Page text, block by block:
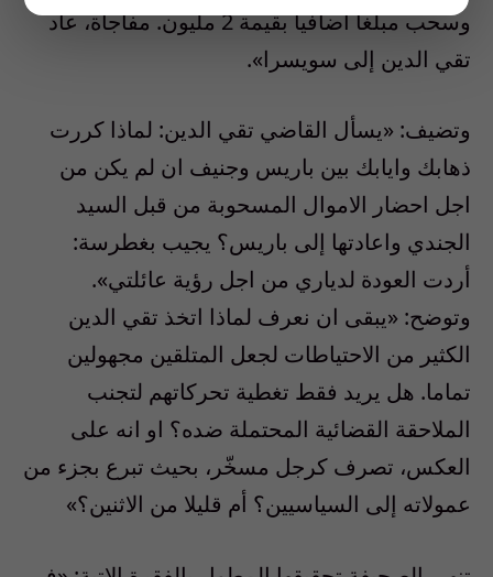
وسحب مبلغا اضافيا بقيمة 2 مليون. مفاجأة، عاد
تقي الدين إلى سويسرا».
وتضيف: «يسأل القاضي تقي الدين: لماذا كررت
ذهابك وايابك بين باريس وجنيف ان لم يكن من
اجل احضار الاموال المسحوبة من قبل السيد
الجندي واعادتها إلى باريس؟ يجيب بغطرسة:
أردت العودة لدياري من اجل رؤية عائلتي».
وتوضح: «يبقى ان نعرف لماذا اتخذ تقي الدين
الكثير من الاحتياطات لجعل المتلقين مجهولين
تماما. هل يريد فقط تغطية تحركاتهم لتجنب
الملاحقة القضائية المحتملة ضده؟ او انه على
العكس، تصرف كرجل مسخّر، بحيث تبرع بجزء من
عمولاته إلى السياسيين؟ أم قليلا من الاثنين؟»